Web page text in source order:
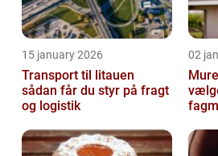
15 january 2026
Transport til litauen
sådan får du styr på fragt
og logistik
02
Murer